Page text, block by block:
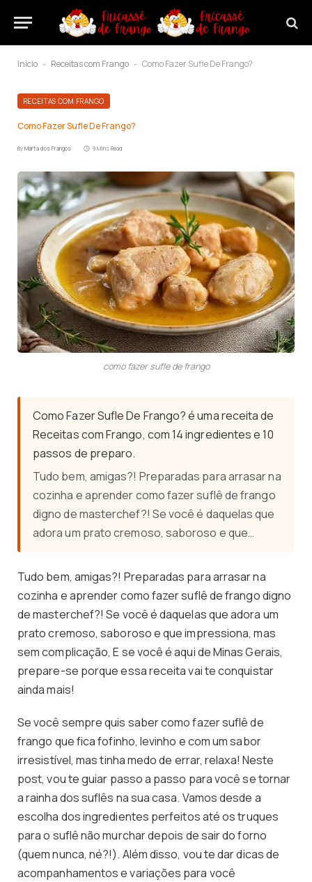
Início - Receitas com Frango - Como Fazer Sufle De Frango?
RECEITAS COM FRANGO
Como Fazer Sufle De Frango?
ByMarta dos Frangos 9 Mins Read
como fazer sufle de frango
Como Fazer Sufle De Frango? é uma receita de
Receitas com Frango, com 14 ingredientes e 10
passos de preparo.
Tudo bem, amigas?! Preparadas para arrasar na
cozinha e aprender como fazer suflê de frango
digno de masterchef?! Se você é daquelas que
adora um prato cremoso, saboroso e que…
Tudo bem, amigas?! Preparadas para arrasar na
cozinha e aprender como fazer suflê de frango digno
de masterchef?! Se você é daquelas que adora um
prato cremoso, saboroso e que impressiona, mas
sem complicação, E se você é aqui de Minas Gerais,
prepare-se porque essa receita vai te conquistar
ainda mais!
Se você sempre quis saber como fazer suflê de
frango que fica fofinho, levinho e com um sabor
irresistível, mas tinha medo de errar, relaxa! Neste
post, vou te guiar passo a passo para você se tornar
a rainha dos suflês na sua casa. Vamos desde a
escolha dos ingredientes perfeitos até os truques
para o suflê não murchar depois de sair do forno
(quem nunca, né?!). Além disso, vou te dar dicas de
acompanhamentos e variações para você